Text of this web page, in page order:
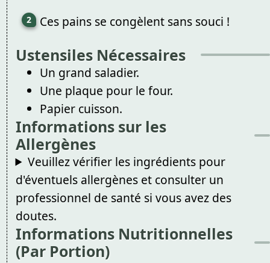
Ces pains se congèlent sans souci !
Ustensiles Nécessaires
Un grand saladier.
Une plaque pour le four.
Papier cuisson.
Informations sur les
Allergènes
Veuillez vérifier les ingrédients pour
d'éventuels allergènes et consulter un
professionnel de santé si vous avez des
doutes.
Informations Nutritionnelles
(Par Portion)